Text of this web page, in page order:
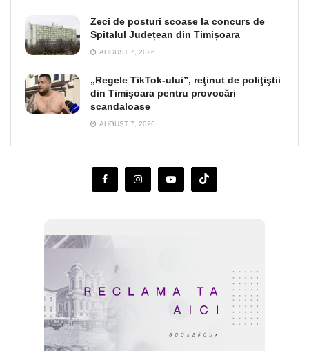
Zeci de posturi scoase la concurs de
Spitalul Județean din Timișoara
AUGUST 7, 2026
„Regele TikTok-ului”, reţinut de poliţiştii
din Timişoara pentru provocări
scandaloase
AUGUST 7, 2026